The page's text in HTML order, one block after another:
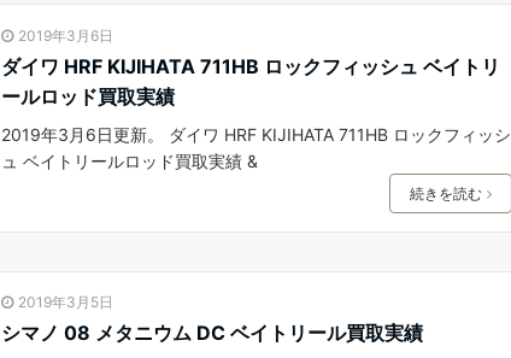
2019年3月6日
ダイワ HRF KIJIHATA 711HB ロックフィッシュ ベイトリ
ールロッド買取実績
2019年3月6日更新。 ダイワ HRF KIJIHATA 711HB ロックフィッシ
ュ ベイトリールロッド買取実績 &
続きを読む
2019年3月5日
シマノ 08 メタニウム DC ベイトリール買取実績